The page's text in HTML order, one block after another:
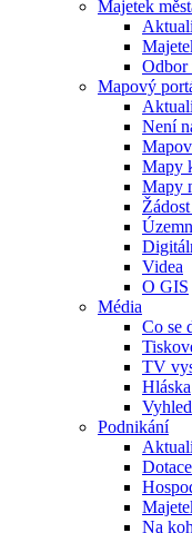
Majetek
Odbor
Mapový
Není
Mapy
Mapy
Videa
O GIS
Média
Co se
TV
Hláska
Podnikání
Na